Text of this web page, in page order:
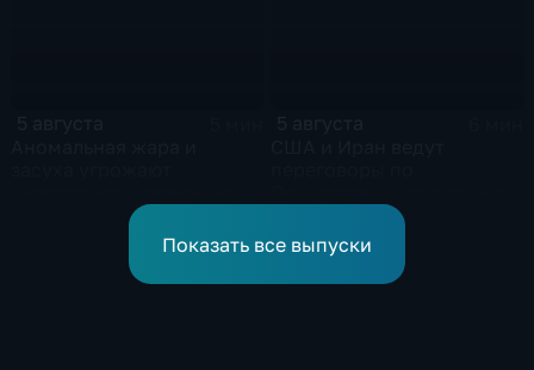
хозяйству европейских
фоне истощения
американских военных
запасов
Показать все выпуски